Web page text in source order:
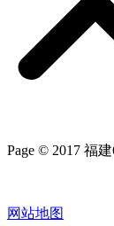
Page © 2017 福
网站地图